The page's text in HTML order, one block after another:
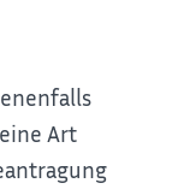
Art